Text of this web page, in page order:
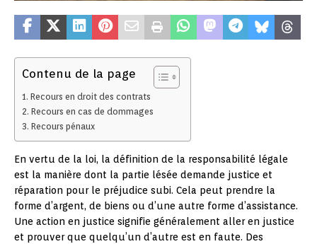
Contenu de la page
Recours en droit des contrats
Recours en cas de dommages
Recours pénaux
En vertu de la loi, la définition de la responsabilité légale
est la manière dont la partie lésée demande justice et
réparation pour le préjudice subi. Cela peut prendre la
forme d’argent, de biens ou d’une autre forme d’assistance.
Une action en justice signifie généralement aller en justice
et prouver que quelqu’un d’autre est en faute. Des